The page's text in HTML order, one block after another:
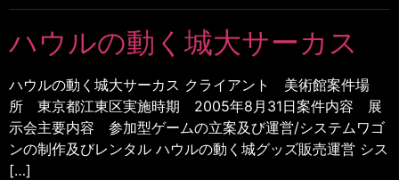
ハウルの動く城大サーカス
ハウルの動く城大サーカス クライアント 美術館案件場
所 東京都江東区実施時期 2005年8月31日案件内容 展
示会主要内容 参加型ゲームの立案及び運営/システムワゴ
ンの制作及びレンタル ハウルの動く城グッズ販売運営 シス
[…]